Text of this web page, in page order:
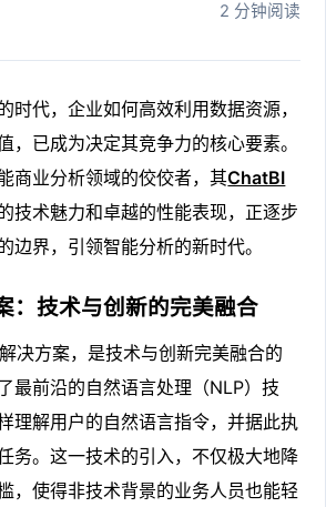
2 分钟阅读
时代，企业如何高效利用数据资源，
，已成为决定其竞争力的核心要素。
商业分析领域的佼佼者，其ChatBI
技术魅力和卓越的性能表现，正逐步
边界，引领智能分析的新时代。
：技术与创新的完美融合
决方案，是技术与创新完美融合的
最前沿的自然语言处理（NLP）技
理解用户的自然语言指令，并据此执
务。这一技术的引入，不仅极大地降
，使得非技术背景的业务人员也能轻